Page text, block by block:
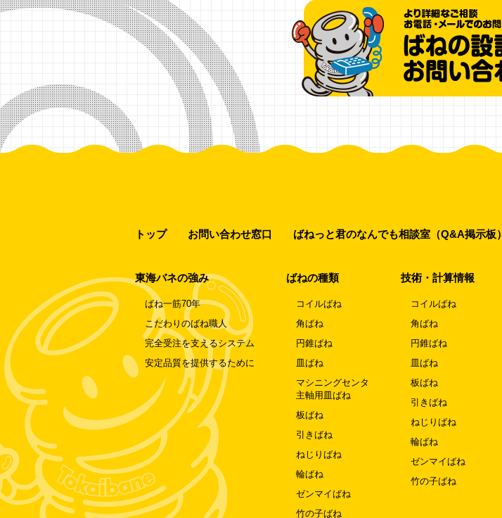
トップ お問い合わせ窓口 ばねっと君のなんでも相談室（Q&A掲示板）
東海バネの強み
ばね一筋70年
こだわりのばね職人
完全受注を支えるシステム
安定品質を提供するために
ばねの種類
コイルばね
角ばね
円錐ばね
皿ばね
マシニングセンタ
主軸用皿ばね
板ばね
引きばね
ねじりばね
輪ばね
ゼンマイばね
竹の子ばね
技術・計算情報
コイルばね
角ばね
円錐ばね
皿ばね
板ばね
引きばね
ねじりばね
輪ばね
ゼンマイばね
竹の子ばね